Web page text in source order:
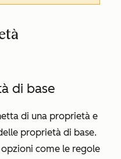
di base
di una proprietà e
proprietà di base.
come le regole